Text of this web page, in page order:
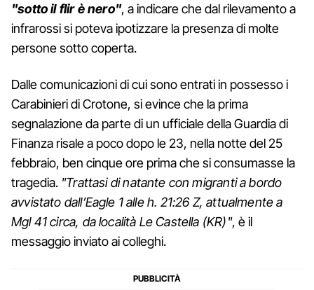
"sotto il flir è nero", a indicare che dal rilevamento a
infrarossi si poteva ipotizzare la presenza di molte
persone sotto coperta.
Dalle comunicazioni di cui sono entrati in possesso i
Carabinieri di Crotone, si evince che la prima
segnalazione da parte di un ufficiale della Guardia di
Finanza risale a poco dopo le 23, nella notte del 25
febbraio, ben cinque ore prima che si consumasse la
tragedia. "Trattasi di natante con migranti a bordo
avvistato dall’Eagle 1 alle h. 21:26 Z, attualmente a
Mgl 41 circa, da località Le Castella (KR)", è il
messaggio inviato ai colleghi.